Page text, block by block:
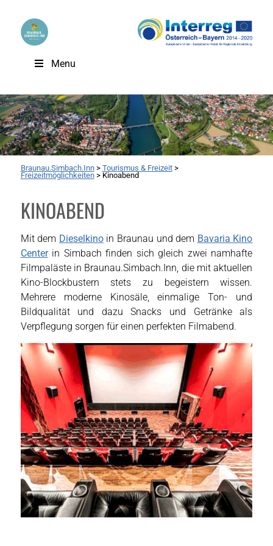
Menu
Braunau.Simbach.Inn> Tourismus & Freizeit>
Freizeitmöglichkeiten> Kinoabend
KINOABEND
Mit dem Dieselkinoin Braunau und dem Bavaria Kino
Centerin Simbach finden sich gleich zwei namhafte
Filmpaläste in Braunau.Simbach.Inn, die mit aktuellen
Kino-Blockbustern stets zu begeistern wissen.
Mehrere moderne Kinosäle, einmalige Ton- und
Bildqualität und dazu Snacks und Getränke als
Verpflegung sorgen für einen perfekten Filmabend.